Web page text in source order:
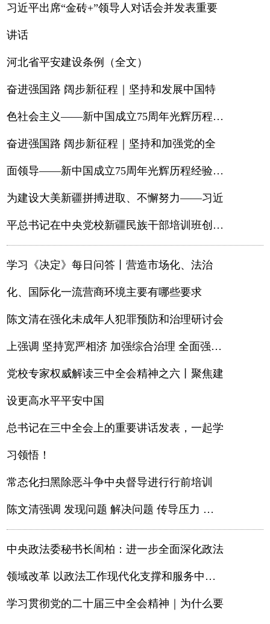
习近平出席“金砖+”领导人对话会并发表重要
讲话
河北省平安建设条例（全文）
奋进强国路 阔步新征程｜坚持和发展中国特
色社会主义——新中国成立75周年光辉历程经
验与启示述评之二
奋进强国路 阔步新征程｜坚持和加强党的全
面领导——新中国成立75周年光辉历程经验与
启示述评之一
为建设大美新疆拼搏进取、不懈努力——习近
平总书记在中央党校新疆民族干部培训班创办
学习《决定》每日问答丨营造市场化、法治
化、国际化一流营商环境主要有哪些要求
陈文清在强化未成年人犯罪预防和治理研讨会
上强调 坚持宽严相济 加强综合治理 全面强化
未成年人犯罪预防惩治工作
党校专家权威解读三中全会精神之六丨聚焦建
设更高水平平安中国
总书记在三中全会上的重要讲话发表，一起学
习领悟！
常态化扫黑除恶斗争中央督导进行行前培训
陈文清强调 发现问题 解决问题 传导压力 落
中央政法委秘书长訚柏：进一步全面深化政法
领域改革 以政法工作现代化支撑和服务中国
式现代化
学习贯彻党的二十届三中全会精神｜为什么要